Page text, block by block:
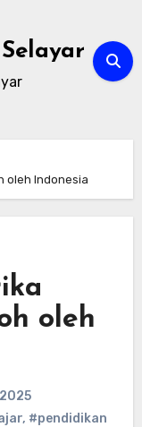
oleh Indonesia
oleh
, #pendidikan